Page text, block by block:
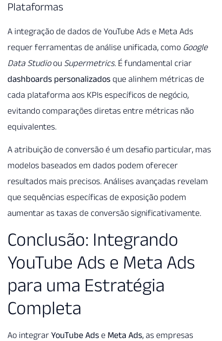
Plataformas
A integração de dados de YouTube Ads e Meta Ads
requer ferramentas de análise unificada, como Google
Data Studioou Supermetrics. É fundamental criar
dashboards personalizados que alinhem métricas de
cada plataforma aos KPIs específicos de negócio,
evitando comparações diretas entre métricas não
equivalentes.
A atribuição de conversão é um desafio particular, mas
modelos baseados em dados podem oferecer
resultados mais precisos. Análises avançadas revelam
que sequências específicas de exposição podem
aumentar as taxas de conversão significativamente.
Conclusão: Integrando
YouTube Ads e Meta Ads
para uma Estratégia
Completa
Ao integrar YouTube Ads e Meta Ads, as empresas